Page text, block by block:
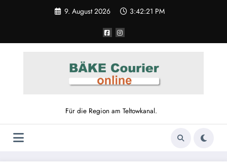
9. August 2026 3:42:21 PM
Für die Region am Teltowkanal.